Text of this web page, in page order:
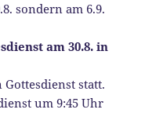
sondern am 6.9.
am 30.8. in
statt.
um 9:45 Uhr